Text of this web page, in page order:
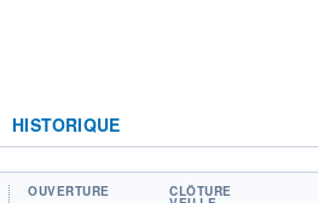
HISTORIQUE
OUVERTURE CLÔTURE